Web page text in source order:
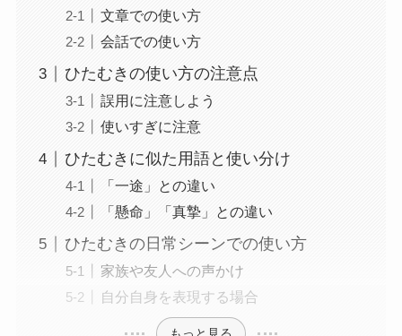
文章での使い方
会話での使い方
ひたむきの使い方の注意点
誤用に注意しよう
使いすぎに注意
ひたむきに似た用語と使い分け
「一途」との違い
「懸命」「真摯」との違い
ひたむきの日常シーンでの使い方
家族や友人への声かけ
自分自身を表現する場合